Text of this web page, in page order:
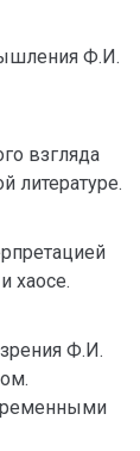
Ф.И.
взгляда
литературе.
хаосе.
Ф.И.